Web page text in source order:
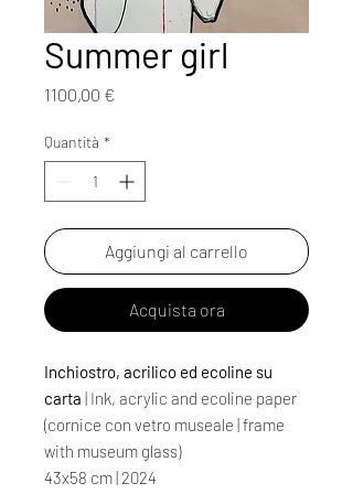
Summer girl
1100,00 €
Quantità *
Aggiungi al carrello
Acquista ora
Inchiostro, acrilico ed ecoline su
carta | Ink, acrylic and ecoline paper
(cornice con vetro museale | frame
with museum glass)
43x58 cm | 2024